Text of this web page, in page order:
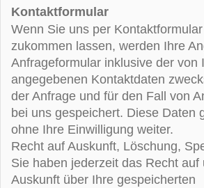
Kontaktformular
Wenn Sie uns per
zukommen lassen, werden Ihre
Anfrageformular inklusive der von
angegebenen Kontaktdaten
der Anfrage und für den Fall von
bei uns gespeichert. Diese Daten
ohne Ihre Einwilligung weiter.
Recht auf Auskunft, Löschung,
Sie haben jederzeit das Recht auf
Auskunft über Ihre gespeicherten